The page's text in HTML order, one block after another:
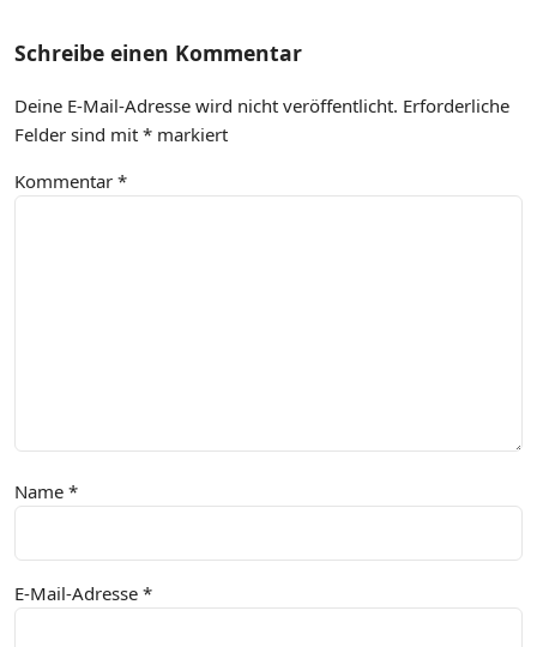
Schreibe einen Kommentar
Deine E-Mail-Adresse wird nicht veröffentlicht. Erforderliche
Felder sind mit * markiert
Kommentar *
Name *
E-Mail-Adresse *